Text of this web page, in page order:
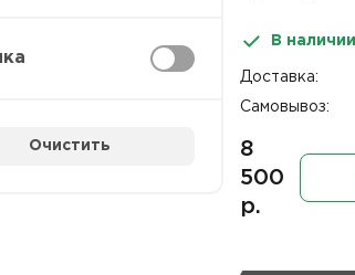
Очистить
б/крышки
500шт ПТ
В наличии
Доставка:
Самовывоз:
8
500
р.